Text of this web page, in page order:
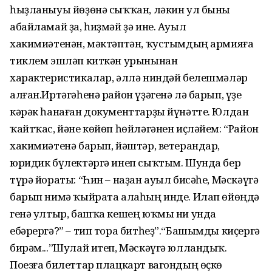
һыҙланыуы йөҙөнә сыҡҡан, ләкин ул быны
абайламай ҙа, һиҙмәй ҙә ине. Ауыл
хакимиәтенән, мәктәптән, ҡустымдың армияға
тиклем эшләп киткән урынынан
характеристикалар, әллә ниндәй белешмәләр
алған.Иртәгәһенә район үҙәгенә лә барып, үҙе
кәрәк һанаған документтарҙы йүнәтте. Юлдан
ҡайтҡас, йәне көйөп һөйләгәнен иҫләйем: “Район
хакимиәтенә барып, йәштәр, ветерандар,
юридик бүлектәргә инеп сыҡтым. Шунда бер
түрә йораты: “Һин – наҙан ауыл бисәһе, Мәскәүгә
барып нимә ҡыйрата алаһың инде. Илап өйөңдә
генә ултыр, башҡа кешең юҡмы ни унда
ебәрергә?” – тип тора битһеҙ”.“Башымды киҫергә
бирәм...”Шулай итеп, Мәскәүгә юлландыҡ.
Поезға билеттар плацкарт вагондың өҫкө